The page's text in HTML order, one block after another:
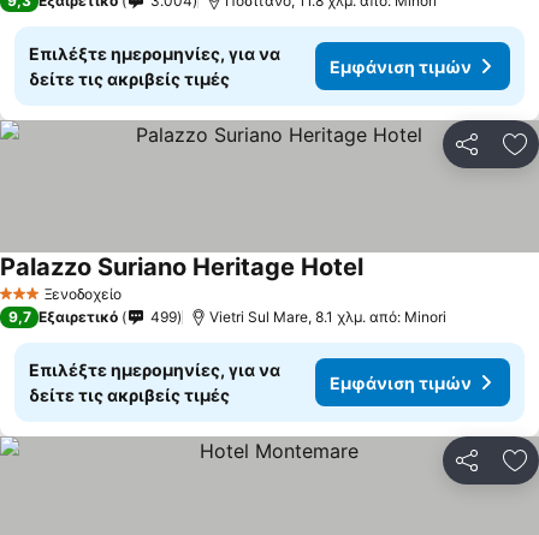
Επιλέξτε ημερομηνίες, για να
δείτε τις ακριβείς τιμές
Εμφάνιση τιμών
3 ΑστέριαΞενοδοχείο
Palazzo Suriano Heritage Hotel
9,7 Εξαιρετικό 499 Vietri Sul Mare, 8.1 χλμ. από: Minori
Επιλέξτε ημερομηνίες, για να
δείτε τις ακριβείς τιμές
Εμφάνιση τιμών